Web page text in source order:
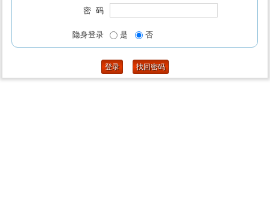
密 码
隐身登录 是 否